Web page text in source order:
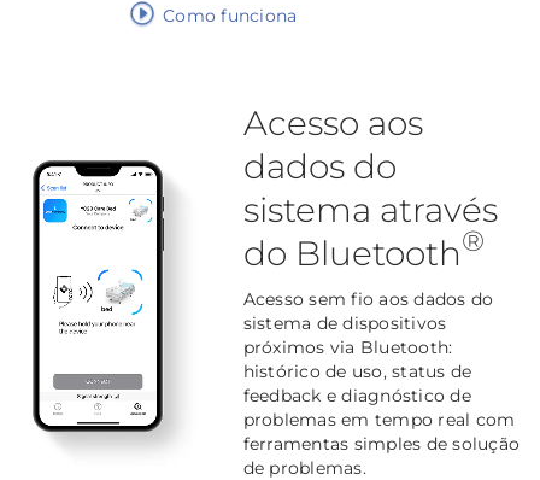
Como funciona
Acesso aos
dados do
sistema através
do Bluetooth®
Acesso sem fio aos dados do
sistema de dispositivos
próximos via Bluetooth:
histórico de uso, status de
feedback e diagnóstico de
problemas em tempo real com
ferramentas simples de solução
de problemas.